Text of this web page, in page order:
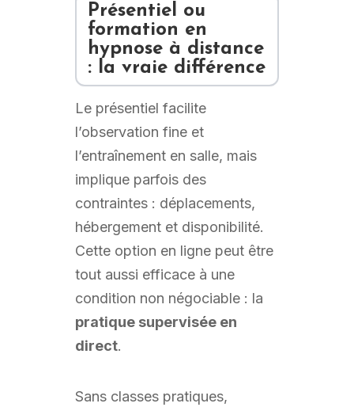
Présentiel ou
formation en
hypnose à distance
: la vraie différence
Le présentiel facilite
l’observation fine et
l’entraînement en salle, mais
implique parfois des
contraintes : déplacements,
hébergement et disponibilité.
Cette option en ligne peut être
tout aussi efficace à une
condition non négociable : la
pratique supervisée en
direct.
Sans classes pratiques,